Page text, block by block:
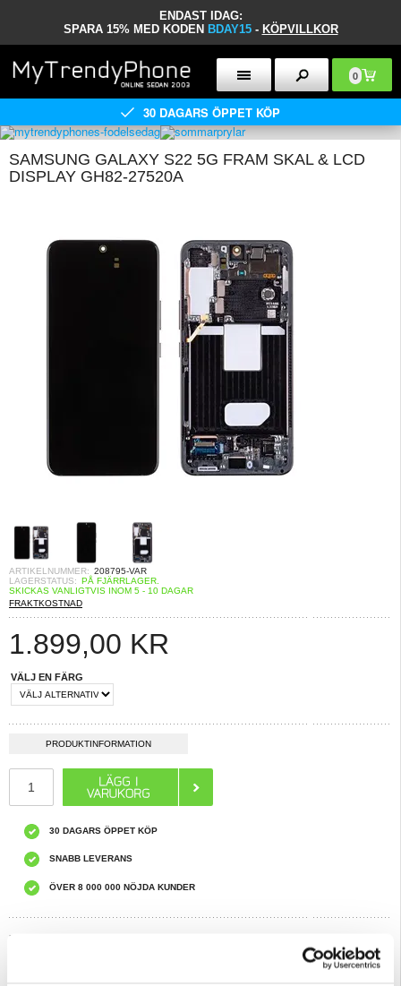
ENDAST IDAG:
SPARA 15% MED KODEN BDAY15 - KÖPVILLKOR
0
30 DAGARS ÖPPET KÖP
SAMSUNG GALAXY S22 5G FRAM SKAL & LCD
DISPLAY GH82-27520A
ARTIKELNUMMER: 208795-VAR
LAGERSTATUS: PÅ FJÄRRLAGER.
SKICKAS VANLIGTVIS INOM 5 - 10 DAGAR
FRAKTKOSTNAD
1.899,00 KR
VÄLJ EN FÄRG
PRODUKTINFORMATION
30 DAGARS ÖPPET KÖP
SNABB LEVERANS
ÖVER 8 000 000 NÖJDA KUNDER
REKOMMENDERADE AV MYTRENDYPHONE